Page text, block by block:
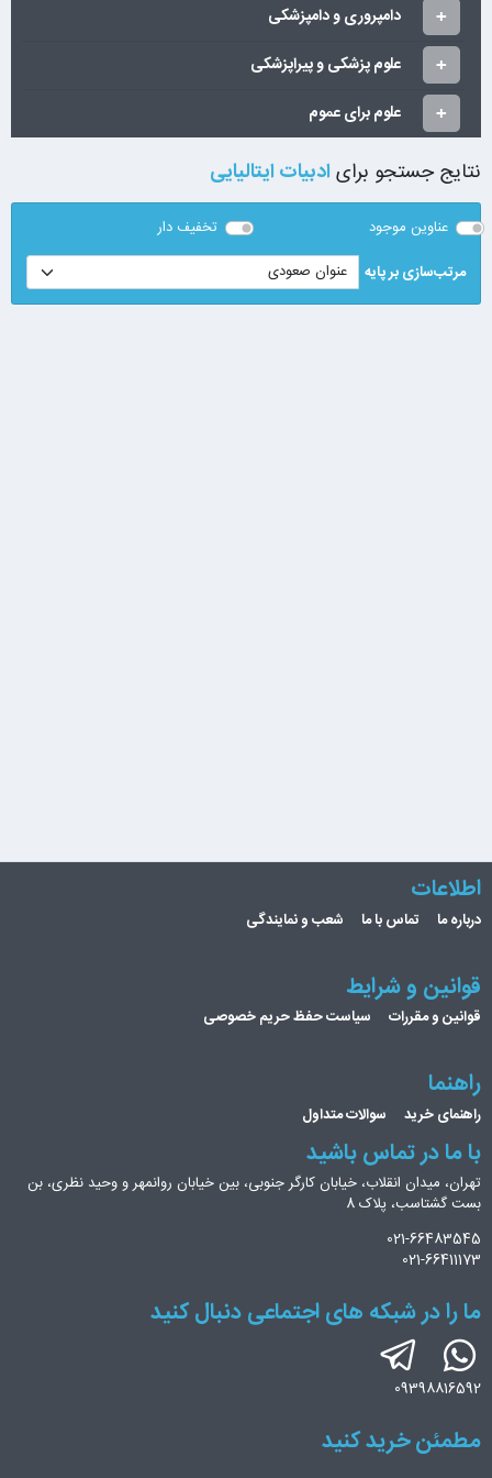
دامپروری و دامپزشکی
علوم پزشکی و پیراپزشکی
علوم برای عموم
نتایج جستجو برای ادبیات ایتالیایی
عناوین موجود
تخفیف دار
مرتب‌سازی بر پایه
اطلاعات
درباره ما تماس با ما شعب و نمایندگی
قوانین و شرایط
قوانین و مقررات سیاست حفظ حریم خصوصی
راهنما
راهنمای خرید سوالات متداول
با ما در تماس باشید
تهران، میدان انقلاب، خیابان کارگر جنوبی، بین خیابان روانمهر و وحید نظری، بن
بست گشتاسب، پلاک 8
021-66483545
021-66411173
ما را در شبکه های اجتماعی دنبال کنید
09398816592
مطمئن خرید کنید